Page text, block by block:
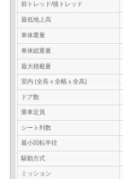
前トレッド/後トレッド
最低地上高
車体重量
車体総重量
最大積載量
室内 (全長ｘ全幅ｘ全高)
ドア数
乗車定員
シート列数
最小回転半径
駆動方式
ミッション